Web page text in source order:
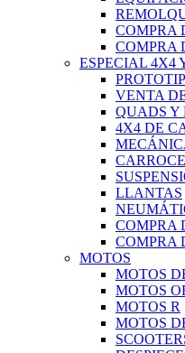
COMPRA
COMPRA
ESPECIAL 4X4
VENTA
QUADS Y
4X4 DE
LLANTAS
COMPRA
COMPRA
MOTOS
MOTOS
MOTOS
MOTOS R
MOTOS